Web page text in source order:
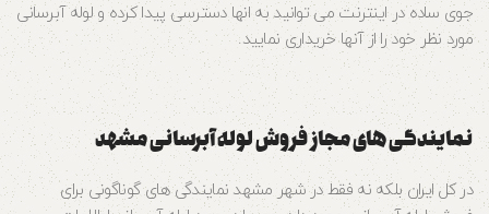
جوی ساده در اینترنت می توانید به انها دسترسی پیدا کرده و لوله آبرسانی
مورد نظر خود را از آنها خریداری نمایید.
نمایندگی های مجاز فروش لوله آبرسانی مشهد
در کل ایران بلکه نه فقط در شهر مشهد نمایندگی های گوناگونی برای